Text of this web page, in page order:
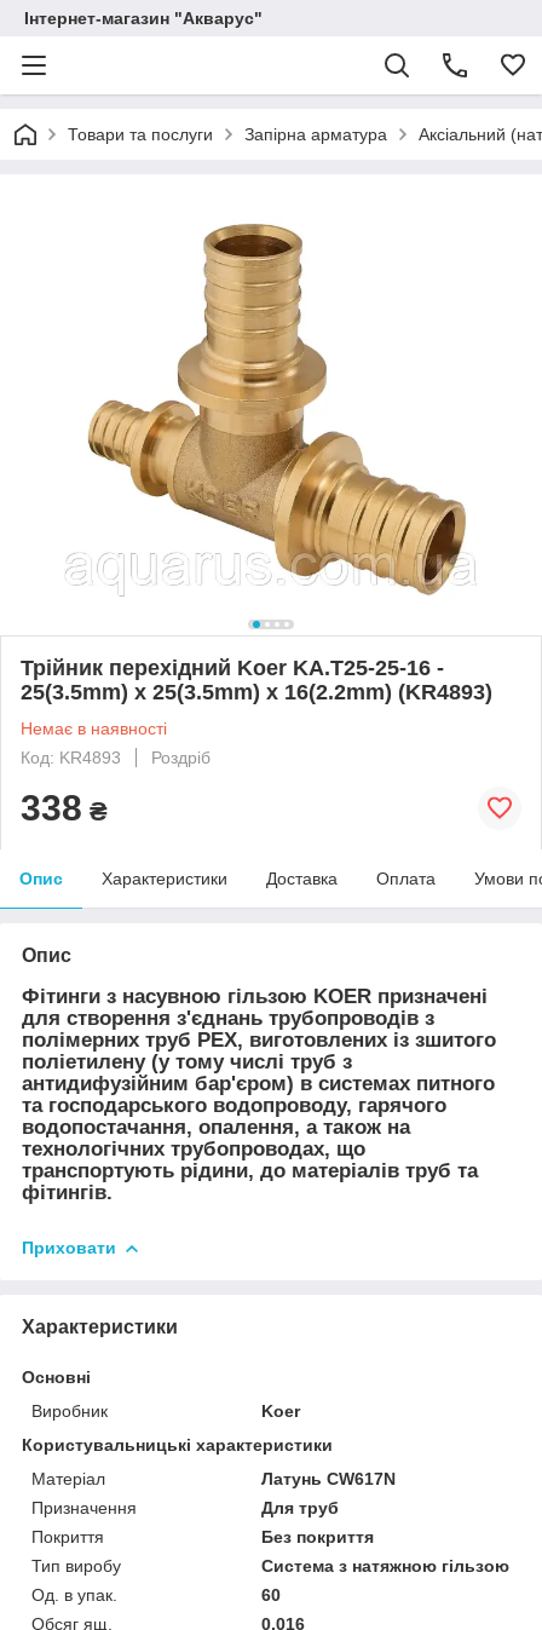
Інтернет-магазин "Акварус"
Товари та послуги Запірна арматура Аксіальний
Трійник перехідний Koer KA.T25-25-16 -
25(3.5mm) x 25(3.5mm) x 16(2.2mm) (KR4893)
Немає в наявності
Код: KR4893
Роздріб
338 ₴
Опис Характеристики Доставка Оплата Умови
Опис
Фітинги з насувною гільзою KOER призначені
для створення з'єднань трубопроводів з
полімерних труб PEX, виготовлених із зшитого
поліетилену (у тому числі труб з
антидифузійним бар'єром) в системах питного
та господарського водопроводу, гарячого
водопостачання, опалення, а також на
технологічних трубопроводах, що
транспортують рідини, до матеріалів труб та
фітингів.
Приховати
Характеристики
Основні
Виробник
Koer
Користувальницькі характеристики
Матеріал
Латунь CW617N
Призначення
Для труб
Покриття
Без покриття
Тип виробу
Система з натяжною гільзою
Од. в упак.
60
Обсяг ящ.
0,016